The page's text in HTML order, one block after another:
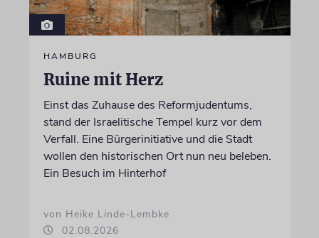
HAMBURG
Ruine mit Herz
Einst das Zuhause des Reformjudentums,
stand der Israelitische Tempel kurz vor dem
Verfall. Eine Bürgerinitiative und die Stadt
wollen den historischen Ort nun neu beleben.
Ein Besuch im Hinterhof
von Heike Linde-Lembke
02.08.2026